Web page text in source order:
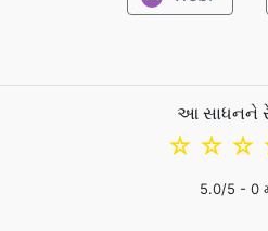
આ સાધનને
☆
☆
☆
5.0/5 - 0